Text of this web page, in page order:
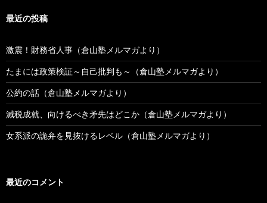
最近の投稿
激震！財務省人事（倉山塾メルマガより）
たまには政策検証～自己批判も～（倉山塾メルマガより）
公約の話（倉山塾メルマガより）
減税成就、向けるべき矛先はどこか（倉山塾メルマガより）
女系派の詭弁を見抜けるレベル（倉山塾メルマガより）
最近のコメント